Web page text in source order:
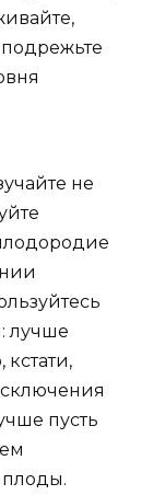
не
лучше
пусть
плоды.